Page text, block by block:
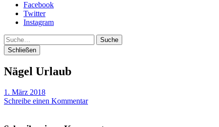
Facebook
Twitter
Instagram
Suche
Schließen
Nägel Urlaub
1. März 2018
Schreibe einen Kommentar